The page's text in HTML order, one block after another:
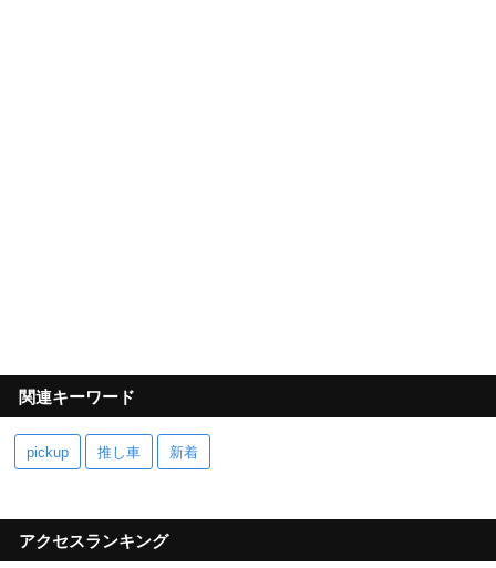
関連キーワード
pickup 推し車 新着
アクセスランキング